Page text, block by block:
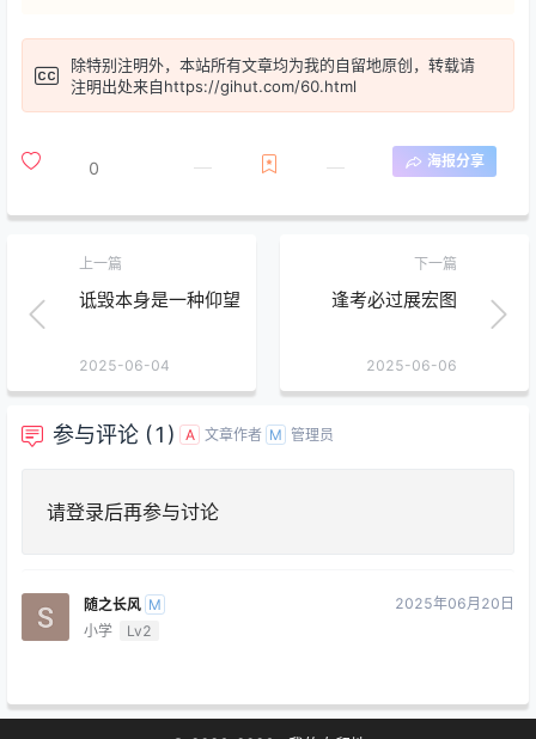
除特别注明外，本站所有文章均为我的自留地原创，转载请
注明出处来自https://gihut.com/60.html
0 海报分享
上一篇
诋毁本身是一种仰望
2025-06-04
下一篇
逢考必过展宏图
2025-06-06
参与评论 (1) A 文章作者 M 管理员
请登录后再参与讨论
随之长风 M
小学
Lv2
2025年06月20日